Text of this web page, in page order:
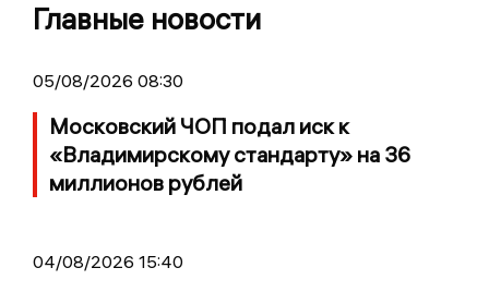
Главные новости
05/08/2026 08:30
Московский ЧОП подал иск к
«Владимирскому стандарту» на 36
миллионов рублей
04/08/2026 15:40